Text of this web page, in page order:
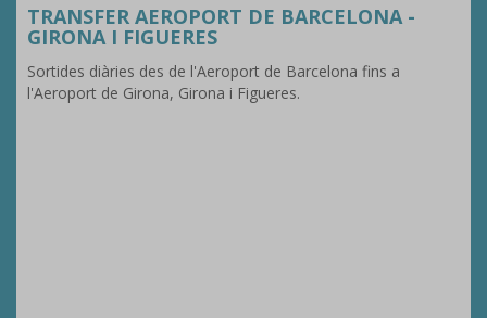
TRANSFER AEROPORT DE BARCELONA -
GIRONA I FIGUERES
Sortides diàries des de l'Aeroport de Barcelona fins a
l'Aeroport de Girona, Girona i Figueres.